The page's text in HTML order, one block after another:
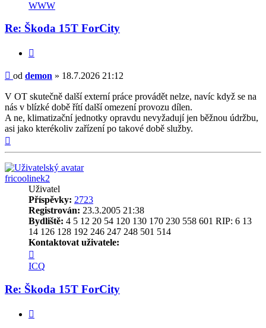
uživatele
demon
WWW
Re: Škoda 15T ForCity
Příspěvek
od demon » 18.7.2026 21:12
V OT skutečně další externí práce provádět nelze, navíc když se na
nás v blízké době řítí další omezení provozu dílen.
A ne, klimatizační jednotky opravdu nevyžadují jen běžnou údržbu,
asi jako kterékoliv zařízení po takové době služby.
fricoolinek2
Uživatel
Příspěvky: 2723
Registrován: 23.3.2005 21:38
Bydliště: 4 5 12 20 54 120 130 170 230 558 601 RIP: 6 13
14 126 128 192 246 247 248 501 514
Kontaktovat uživatele:
uživatele
fricoolinek2
ICQ
Re: Škoda 15T ForCity